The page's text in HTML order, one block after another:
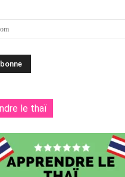
le thaï